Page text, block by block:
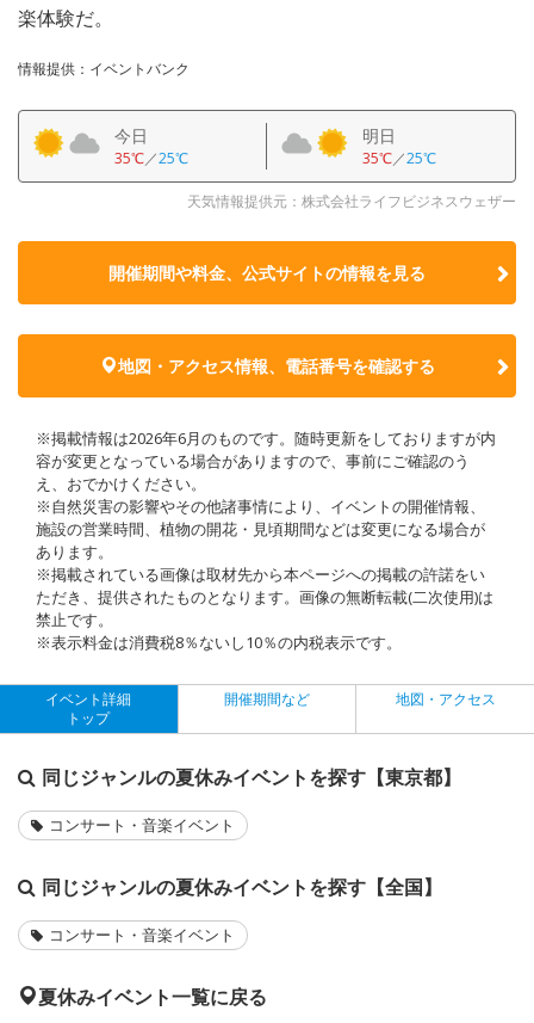
楽体験だ。
情報提供：イベントバンク
今日
35℃／25℃
明日
35℃／25℃
天気情報提供元：株式会社ライフビジネスウェザー
開催期間や料金、公式サイトの情報を見る
地図・アクセス情報、電話番号を確認する
※掲載情報は2026年6月のものです。随時更新をしておりますが内
容が変更となっている場合がありますので、事前にご確認のう
え、おでかけください。
※自然災害の影響やその他諸事情により、イベントの開催情報、
施設の営業時間、植物の開花・見頃期間などは変更になる場合が
あります。
※掲載されている画像は取材先から本ページへの掲載の許諾をい
ただき、提供されたものとなります。画像の無断転載(二次使用)は
禁止です。
※表示料金は消費税8％ないし10％の内税表示です。
イベント詳細
トップ
開催期間など 地図・アクセス
同じジャンルの夏休みイベントを探す【東京都】
コンサート・音楽イベント
同じジャンルの夏休みイベントを探す【全国】
コンサート・音楽イベント
夏休みイベント一覧に戻る